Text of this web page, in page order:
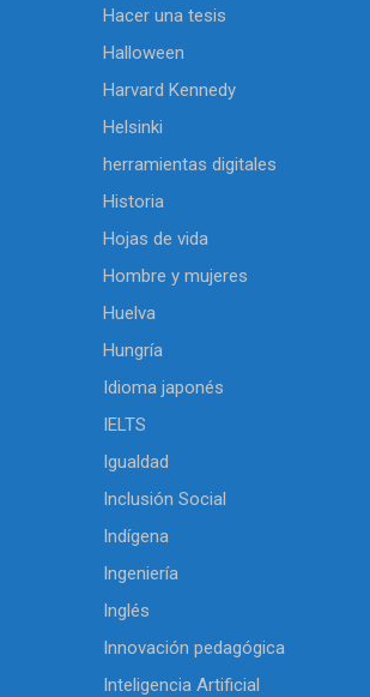
Hacer una tesis
Halloween
Harvard Kennedy
Helsinki
herramientas digitales
Historia
Hojas de vida
Hombre y mujeres
Huelva
Hungría
Idioma japonés
IELTS
Igualdad
Inclusión Social
Indígena
Ingeniería
Inglés
Innovación pedagógica
Inteligencia Artificial